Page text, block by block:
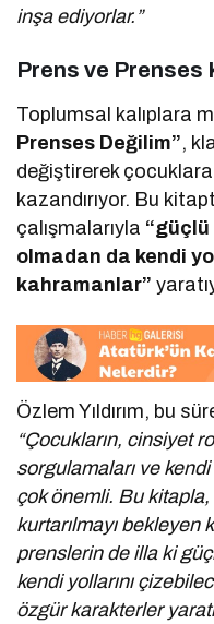
inşa ediyorlar.”
Prens ve Prenses
Toplumsal kalıplara
Prenses Değilim”,
değiştirerek çocuklara
kazandırıyor. Bu
çalışmalarıyla “güçlü
olmadan da kendi
kahramanlar”
Özlem Yıldırım, bu
“Çocukların, cinsiyet
sorgulamaları ve
çok önemli. Bu
kurtarılmayı bekleyen
prenslerin de illa ki
kendi yollarını
özgür karakterler